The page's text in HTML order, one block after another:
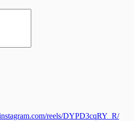
reels/DYPD3cqRY_R/